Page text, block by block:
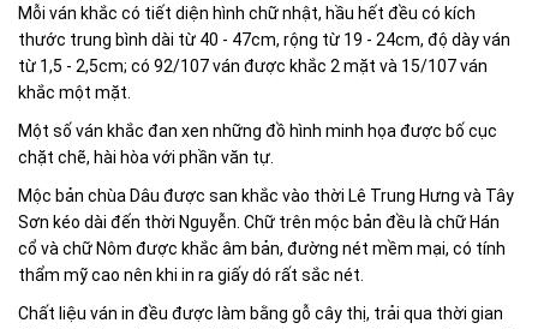
Mỗi ván khắc có tiết diện hình chữ nhật, hầu hết đều có kích
thước trung bình dài từ 40 - 47cm, rộng từ 19 - 24cm, độ dày ván
từ 1,5 - 2,5cm; có 92/107 ván được khắc 2 mặt và 15/107 ván
khắc một mặt.
Một số ván khắc đan xen những đồ hình minh họa được bố cục
chặt chẽ, hài hòa với phần văn tự.
Mộc bản chùa Dâu được san khắc vào thời Lê Trung Hưng và Tây
Sơn kéo dài đến thời Nguyễn. Chữ trên mộc bản đều là chữ Hán
cổ và chữ Nôm được khắc âm bản, đường nét mềm mại, có tính
thẩm mỹ cao nên khi in ra giấy dó rất sắc nét.
Chất liệu ván in đều được làm bằng gỗ cây thị, trải qua thời gian